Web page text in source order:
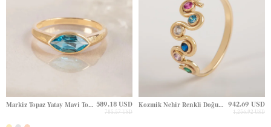
Markiz Topaz Yatay Mavi Topaz Minimal Blok Yüzük Tektaş Altın Yüzük 589.18 USD
785.57 USD
Kozmik Nehir Renkli Doğum Taşlı S Tasarım Aile Altın Yüzük 942.69 USD
1,256.92 USD